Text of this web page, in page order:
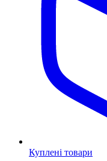
Куплені товари